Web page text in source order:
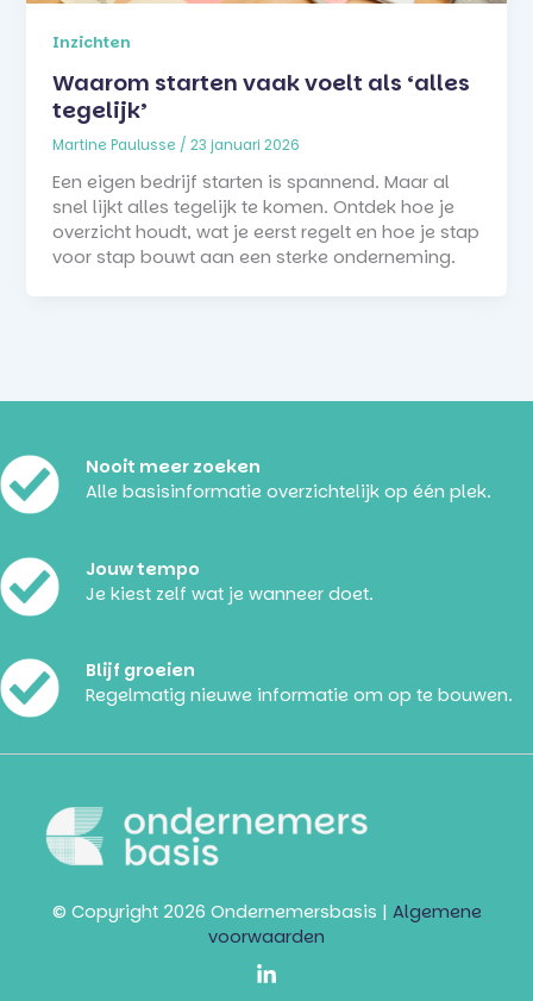
Inzichten
Waarom starten vaak voelt als ‘alles
tegelijk’
Martine Paulusse /23 januari 2026
Een eigen bedrijf starten is spannend. Maar al
snel lijkt alles tegelijk te komen. Ontdek hoe je
overzicht houdt, wat je eerst regelt en hoe je stap
voor stap bouwt aan een sterke onderneming.
Nooit meer zoeken
Alle basisinformatie overzichtelijk op één plek.
Jouw tempo
Je kiest zelf wat je wanneer doet.
Blijf groeien
Regelmatig nieuwe informatie om op te bouwen.
© Copyright 2026 Ondernemersbasis | Algemene
voorwaarden